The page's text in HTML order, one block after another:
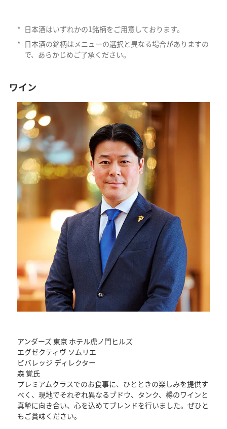
* 日本酒はいずれかの1銘柄をご用意しております。
* 日本酒の銘柄はメニューの選択と異なる場合がありますの
で、あらかじめご了承ください。
ワイン
アンダーズ 東京 ホテル虎ノ門ヒルズ
エグゼクティヴ ソムリエ
ビバレッジ ディレクター
森 覚氏
プレミアムクラスでのお食事に、ひとときの楽しみを提供す
べく、現地でそれぞれ異なるブドウ、タンク、樽のワインと
真摯に向き合い、心を込めてブレンドを行いました。ぜひと
もご賞味ください。